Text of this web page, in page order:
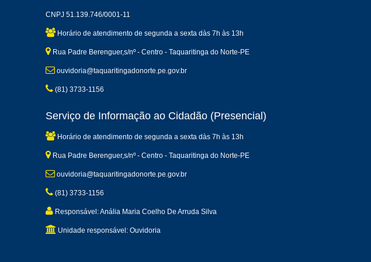
CNPJ 51.139.746/0001-11
Horário de atendimento de segunda a sexta dàs 7h às 13h
Rua Padre Berenguer,s/nº - Centro - Taquaritinga do Norte-PE
ouvidoria@taquaritingadonorte.pe.gov.br
(81) 3733-1156
Serviço de Informação ao Cidadão (Presencial)
Horário de atendimento de segunda a sexta dàs 7h às 13h
Rua Padre Berenguer,s/nº - Centro - Taquaritinga do Norte-PE
ouvidoria@taquaritingadonorte.pe.gov.br
(81) 3733-1156
Responsável: Anália Maria Coelho De Arruda Silva
Unidade responsável: Ouvidoria